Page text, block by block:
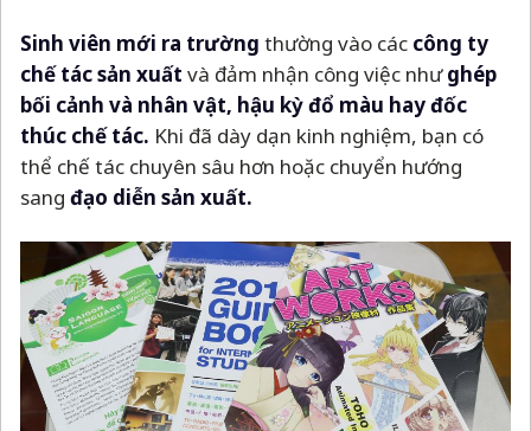
Sinh viên mới ra trường thường vào các công ty
chế tác sản xuất và đảm nhận công việc nhưghép
bối cảnh và nhân vật, hậu kỳ đổ màu hay đốc
thúc chế tác. Khi đã dày dạn kinh nghiệm, bạn có
thể chế tác chuyên sâu hơn hoặc chuyển hướng
sang đạo diễn sản xuất.